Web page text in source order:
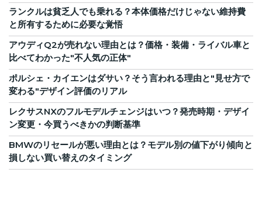
ランクルは貧乏人でも乗れる？本体価格だけじゃない維持費
と所有するために必要な覚悟
アウディQ2が売れない理由とは？価格・装備・ライバル車と
比べてわかった"不人気の正体"
ポルシェ・カイエンはダサい？そう言われる理由と"見せ方で
変わる"デザイン評価のリアル
レクサスNXのフルモデルチェンジはいつ？発売時期・デザイ
ン変更・今買うべきかの判断基準
BMWのリセールが悪い理由とは？モデル別の値下がり傾向と
損しない買い替えのタイミング